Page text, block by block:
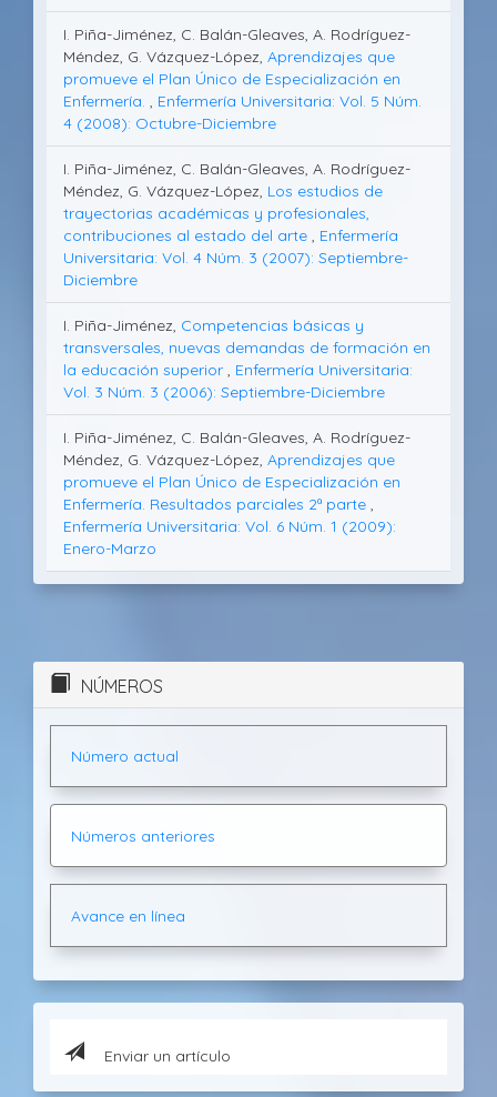
I. Piña-Jiménez, C. Balán-Gleaves, A. Rodríguez-
Méndez, G. Vázquez-López, Aprendizajes que
promueve el Plan Único de Especialización en
Enfermería. , Enfermería Universitaria: Vol. 5 Núm.
4 (2008): Octubre-Diciembre
I. Piña-Jiménez, C. Balán-Gleaves, A. Rodríguez-
Méndez, G. Vázquez-López, Los estudios de
trayectorias académicas y profesionales,
contribuciones al estado del arte , Enfermería
Universitaria: Vol. 4 Núm. 3 (2007): Septiembre-
Diciembre
I. Piña-Jiménez, Competencias básicas y
transversales, nuevas demandas de formación en
la educación superior , Enfermería Universitaria:
Vol. 3 Núm. 3 (2006): Septiembre-Diciembre
I. Piña-Jiménez, C. Balán-Gleaves, A. Rodríguez-
Méndez, G. Vázquez-López, Aprendizajes que
promueve el Plan Único de Especialización en
Enfermería. Resultados parciales 2ª parte ,
Enfermería Universitaria: Vol. 6 Núm. 1 (2009):
Enero-Marzo
NÚMEROS
Número actual
Números anteriores
Avance en línea
Enviar un artículo